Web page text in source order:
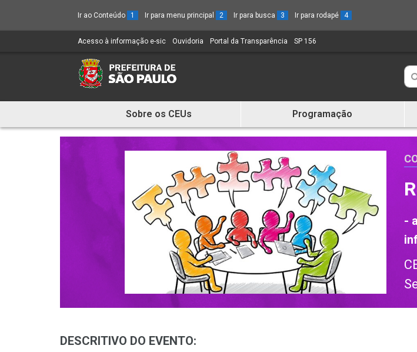
Ir ao Conteúdo 1 Ir para menu principal 2 Ir para busca 3 Ir para rodapé 4
Acesso à informação e-sic (Link
um
novo
Ouvidoria (Link
Portal da Transparência (Link
SP 156
de
e
Sobre os CEUs Programação
-
DESCRITIVO DO EVENTO: